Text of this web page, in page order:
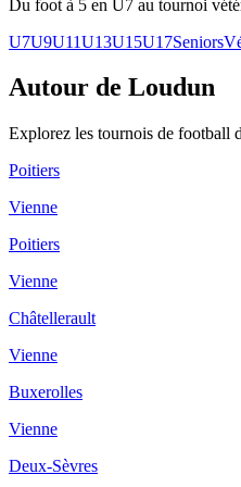
Du foot à 5 en U7 au tournoi
U7U9U11U13U15U17Seniors
Autour de Loudun
Explorez les tournois de football
Poitiers
Vienne
Poitiers
Vienne
Châtellerault
Vienne
Buxerolles
Vienne
Deux-Sèvres